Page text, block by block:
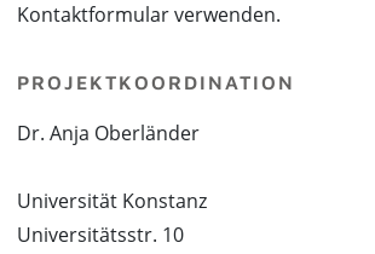
Kontaktformular verwenden.
PROJEKTKOORDINATION
Dr. Anja Oberländer
Universität Konstanz
Universitätsstr. 10